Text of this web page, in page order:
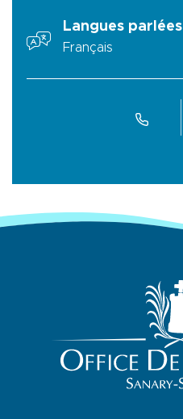
Langues parlées
Français